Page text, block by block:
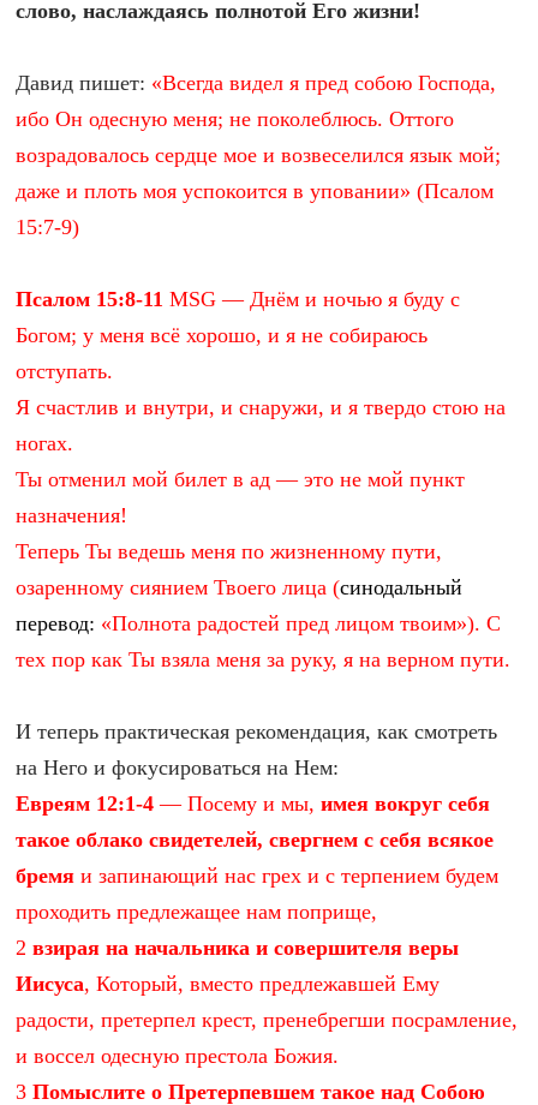
слово, наслаждаясь полнотой Его жизни!
Давид пишет: «Всегда видел я пред собою Господа,
ибо Он одесную меня; не поколеблюсь. Оттого
возрадовалось сердце мое и возвеселился язык мой;
даже и плоть моя успокоится в уповании» (Псалом
15:7-9)
Псалом 15:8-11 MSG — Днём и ночью я буду с
Богом; у меня всё хорошо, и я не собираюсь
отступать.
Я счастлив и внутри, и снаружи, и я твердо стою на
ногах.
Ты отменил мой билет в ад — это не мой пункт
назначения!
Теперь Ты ведешь меня по жизненному пути,
озаренному сиянием Твоего лица (синодальный
перевод: «Полнота радостей пред лицом твоим»). С
тех пор как Ты взяла меня за руку, я на верном пути.
И теперь практическая рекомендация, как смотреть
на Него и фокусироваться на Нем:
Евреям 12:1-4 — Посему и мы,имея вокруг себя
такое облако свидетелей, свергнем с себя всякое
бремя и запинающий нас грех и с терпением будем
проходить предлежащее нам поприще,
2взирая на начальника и совершителя веры
Иисуса, Который, вместо предлежавшей Ему
радости, претерпел крест, пренебрегши посрамление,
и воссел одесную престола Божия.
3Помыслите о Претерпевшем такое над Собою